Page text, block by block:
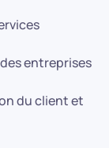
entreprises
du client et